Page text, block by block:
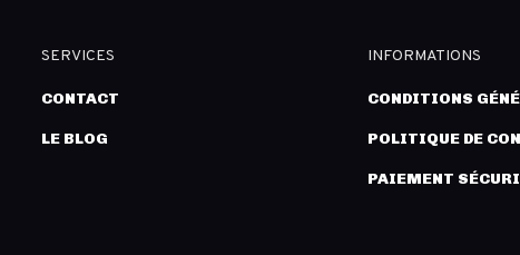
SERVICES
CONTACT
LE BLOG
INFORMATIONS
CONDITIONS
POLITIQUE DE
PAIEMENT